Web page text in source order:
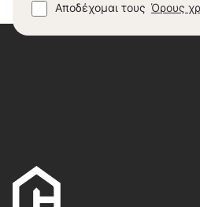
Αποδέχομαι τους Όρους